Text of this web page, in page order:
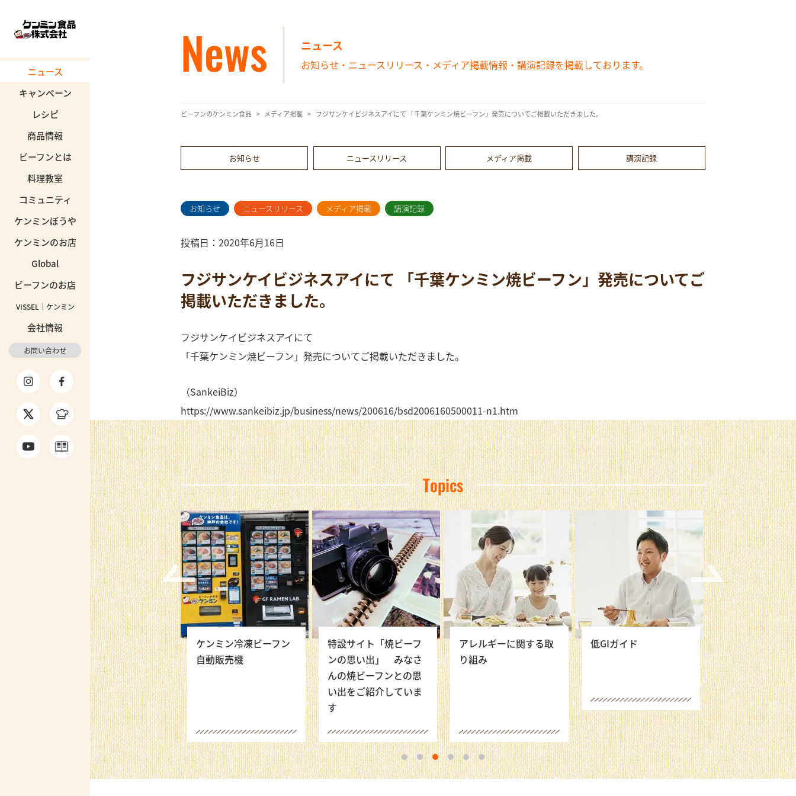
ニュース
キャンペーン
レシピ
商品情報
ビーフンとは
料理教室
コミュニティ
ケンミンぼうや
ケンミンのお店
Global
ビーフンのお店
VISSEL｜ケンミン
会社情報
お問い合わせ
News ニュース
お知らせ・ニュースリリース・メディア掲載情報・講演記録を掲載しております。
ビーフンのケンミン食品 メディア掲載 フジサンケイビジネスアイにて 「千葉ケンミン焼ビーフン」発売についてご掲載いただきました。
お知らせ ニュースリリース メディア掲載 講演記録
お知らせ ニュースリリース メディア掲載 講演記録
投稿日：2020年6月16日
フジサンケイビジネスアイにて 「千葉ケンミン焼ビーフン」発売についてご
掲載いただきました。
フジサンケイビジネスアイにて
「千葉ケンミン焼ビーフン」発売についてご掲載いただきました。
（SankeiBiz）
https://www.sankeibiz.jp/business/news/200616/bsd2006160500011-n1.htm
Topics
関西・大阪万博出店決
定！！特設サイト公開
しました！
ケンミン冷凍ビーフン
自動販売機
特設サイト「焼ビーフ
ンの思い出」 みなさ
んの焼ビーフンとの思
い出をご紹介していま
す
アレルギーに関する取
り組み
低GIガイド
一流シェフ×ビ
レシピ リレー企
いて
1 2 3 4 5 6